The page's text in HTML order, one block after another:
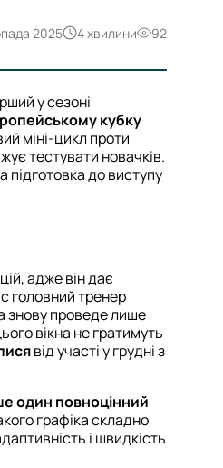
4 хвилини 92
2025
у сезоні
кубку
міні-цикл проти
тестувати новачків.
підготовка до виступу
адже він дає
головний тренер
знову проведе лише
вікна не гратимуть
від участі у грудні з
один повноцінний
графіка складно
і швидкість